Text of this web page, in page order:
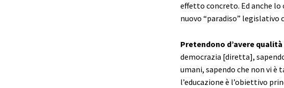
effetto concreto. Ed anche
nuovo “paradiso” legislativo
Pretendono d’avere
democrazia [diretta],
umani, sapendo che non vi
l’educazione è l’obiettivo